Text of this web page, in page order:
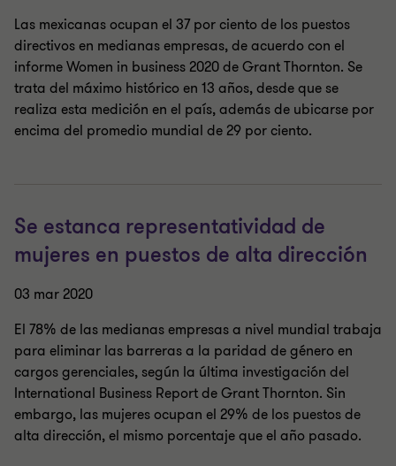
Las mexicanas ocupan el 37 por ciento de los puestos
directivos en medianas empresas, de acuerdo con el
informe Women in business 2020 de Grant Thornton. Se
trata del máximo histórico en 13 años, desde que se
realiza esta medición en el país, además de ubicarse por
encima del promedio mundial de 29 por ciento.
Se estanca representatividad de
mujeres en puestos de alta dirección
03 mar 2020
El 78% de las medianas empresas a nivel mundial trabaja
para eliminar las barreras a la paridad de género en
cargos gerenciales, según la última investigación del
International Business Report de Grant Thornton. Sin
embargo, las mujeres ocupan el 29% de los puestos de
alta dirección, el mismo porcentaje que el año pasado.